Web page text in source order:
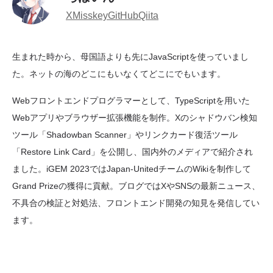
XMisskeyGitHubQiita
生まれた時から、母国語よりも先にJavaScriptを使っていまし
た。ネットの海のどこにもいなくてどこにでもいます。
Webフロントエンドプログラマーとして、TypeScriptを用いた
Webアプリやブラウザー拡張機能を制作。Xのシャドウバン検知
ツール「Shadowban Scanner」やリンクカード復活ツール
「Restore Link Card」を公開し、国内外のメディアで紹介され
ました。iGEM 2023ではJapan-UnitedチームのWikiを制作して
Grand Prizeの獲得に貢献。ブログではXやSNSの最新ニュース、
不具合の検証と対処法、フロントエンド開発の知見を発信してい
ます。